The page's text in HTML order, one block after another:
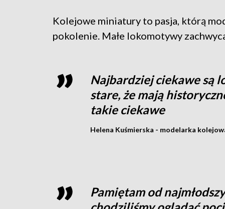
Kolejowe miniatury to pasja, którą
pokolenie. Małe lokomotywy
Najbardziej ciekawe są
stare, że mają
takie ciekawe
Helena Kuśmierska - modelarka
Pamiętam od